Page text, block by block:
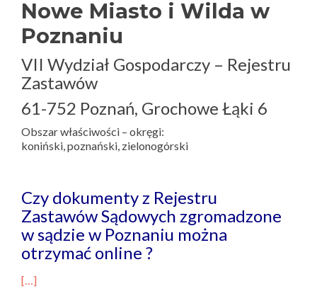
Nowe Miasto i Wilda w
Poznaniu
VII Wydział Gospodarczy – Rejestru
Zastawów
61-752 Poznań, Grochowe Łąki 6
Obszar właściwości – okręgi:
koniński, poznański, zielonogórski
Czy dokumenty z Rejestru
Zastawów Sądowych zgromadzone
w sądzie w Poznaniu można
otrzymać online ?
[…]